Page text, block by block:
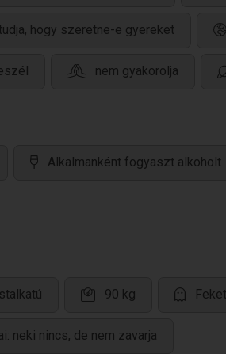
hogy szeretne-e gyereket
nem gyakorolja
Alkalmanként fogyaszt alkoholt
90 kg
neki nincs, de nem zavarja